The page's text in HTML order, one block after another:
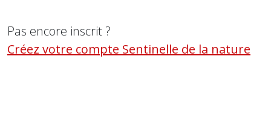
Pas encore inscrit ?
Créez votre compte Sentinelle de la nature